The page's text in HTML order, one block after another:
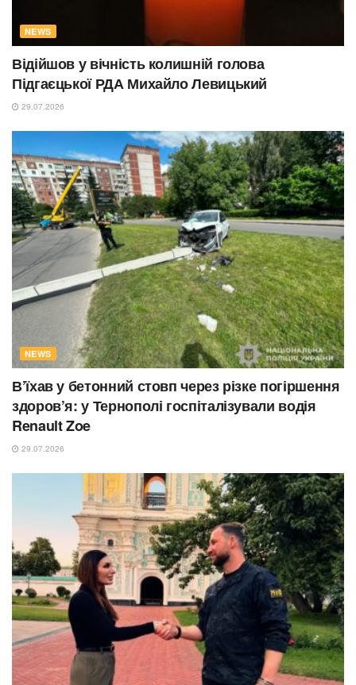
NEWS
Відійшов у вічність колишній голова
Підгаєцької РДА Михайло Левицький
29.07.2026
NEWS
В’їхав у бетонний стовп через різке погіршення
здоров’я: у Тернополі госпіталізували водія
Renault Zoe
29.07.2026